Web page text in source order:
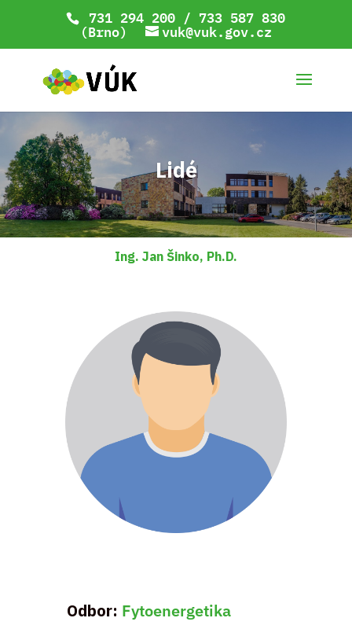
731 294 200 / 733 587 830
(Brno) vuk@vuk.gov.cz
Lidé
Ing. Jan Šinko, Ph.D.
Odbor: Fytoenergetika